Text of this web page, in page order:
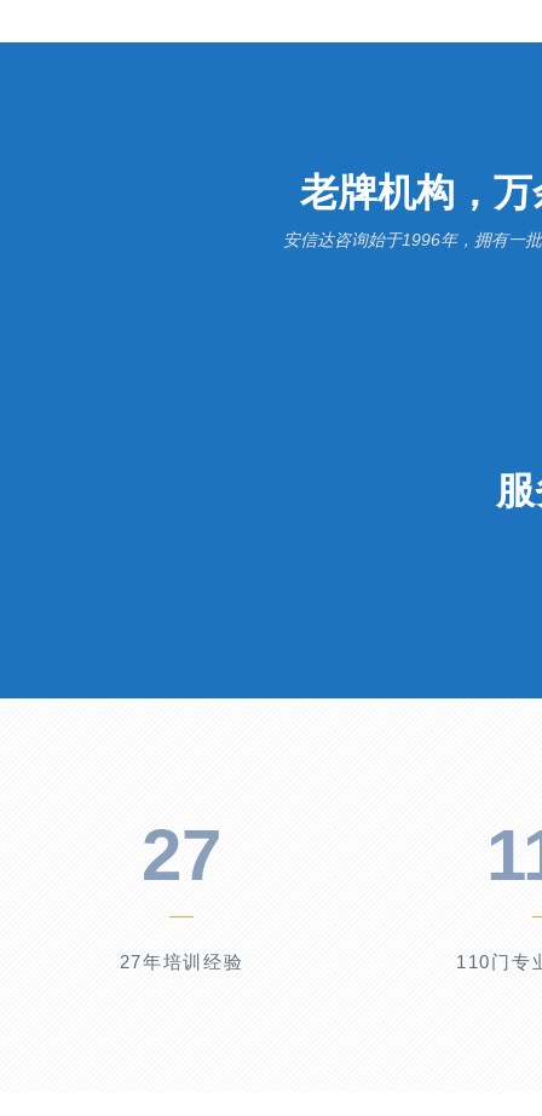
老牌机构，
安信达咨询始于1996年，拥有一
27
27年培训经验 110门专